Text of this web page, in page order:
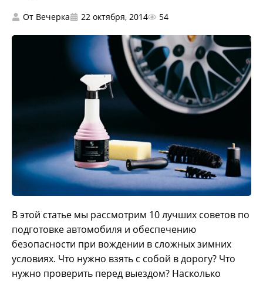
От Вечерка 22 октября, 2014 54
В этой статье мы рассмотрим 10 лучших советов по
подготовке автомобиля и обеспечению
безопасности при вождении в сложных зимних
условиях. Что нужно взять с собой в дорогу? Что
нужно проверить перед выездом? Насколько